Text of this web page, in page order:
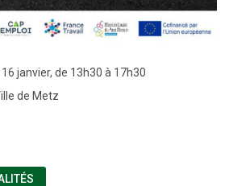
janvier, de 13h30 à 17h30
de Metz